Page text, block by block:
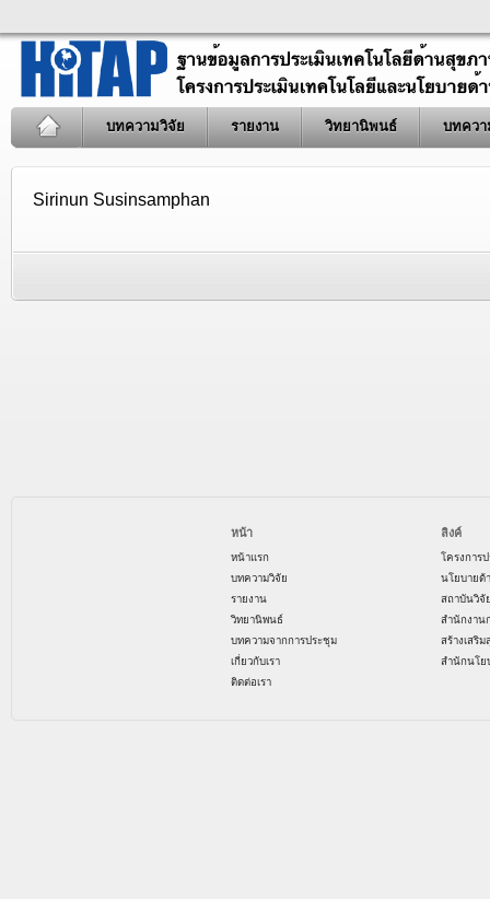
บทความวิจัย รายงาน วิทยานิพนธ์ บทควา
Sirinun Susinsamphan
หน้า
หน้าแรก
บทความวิจัย
รายงาน
วิทยานิพนธ์
บทความจากการประชุม
เกี่ยวกับเรา
ติดต่อเรา
ลิงค์
โครงการ
นโยบายด้
สถาบันวิจั
สำนักงาน
สร้างเสริ
สำนักนโย